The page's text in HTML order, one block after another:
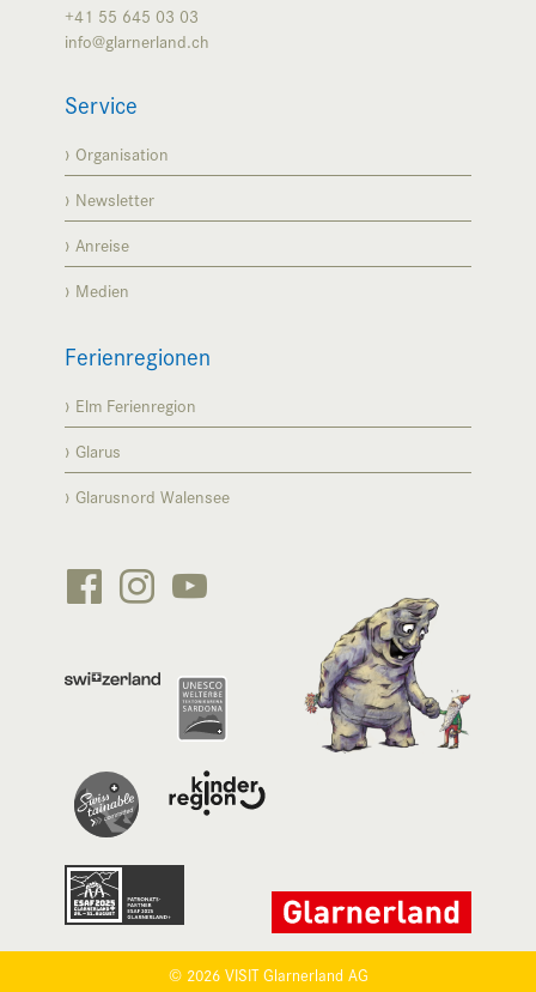
+41 55 645 03 03
info@glarnerland.ch
Service
Organisation
Newsletter
Anreise
Medien
Ferienregionen
Elm Ferienregion
Glarus
Glarusnord Walensee

 
© 2026 VISIT Glarnerland AG